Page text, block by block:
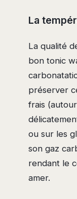
La
La qualité
bon tonic
préserver
frais
ou sur les
son gaz
rendant le
amer.